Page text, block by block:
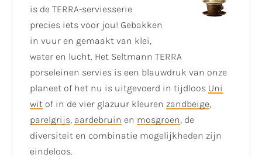
is de TERRA-serviesserie
precies iets voor jou! Gebakken
in vuur en gemaakt van klei,
water en lucht. Het Seltmann TERRA
porseleinen servies is een blauwdruk van onze
planeet of het nu is uitgevoerd in tijdloos Uni
wit of in de vier glazuur kleuren zandbeige,
parelgrijs, aardebruin en mosgroen, de
diversiteit en combinatie mogelijkheden zijn
eindeloos.